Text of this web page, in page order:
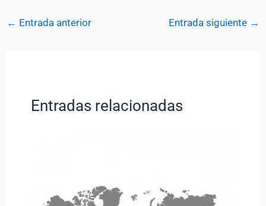
← Entrada anterior Entrada siguiente →
Entradas relacionadas